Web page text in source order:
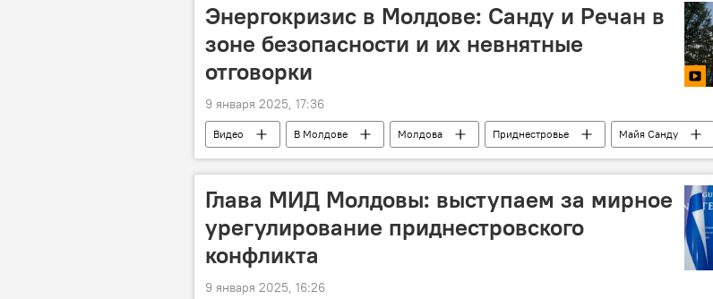
Энергокризис в Молдове: Санду и Речан в
зоне безопасности и их невнятные
отговорки
9 января 2025, 17:36
Видео В Молдове Молдова Приднестровье
Майя Санду
Дорин Речан
Сергей Унгуряну
Глава МИД Молдовы: выступаем за мирное
урегулирование приднестровского
конфликта
9 января 2025, 16:26